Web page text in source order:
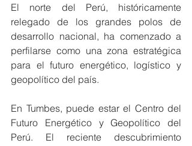
El norte del Perú, históricamente
relegado de los grandes polos de
desarrollo nacional, ha comenzado a
perfilarse como una zona estratégica
para el futuro energético, logístico y
geopolítico del país.
En Tumbes, puede estar el Centro del
Futuro Energético y Geopolítico del
Perú. El reciente descubrimiento